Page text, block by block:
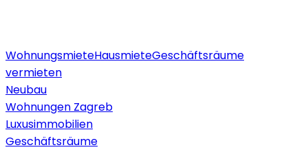
WohnungsmieteHausmieteGeschäftsräume
vermieten
Neubau
Wohnungen Zagreb
Luxusimmobilien
Geschäftsräume